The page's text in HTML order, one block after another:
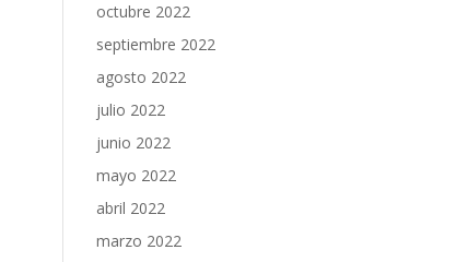
octubre 2022
septiembre 2022
agosto 2022
julio 2022
junio 2022
mayo 2022
abril 2022
marzo 2022